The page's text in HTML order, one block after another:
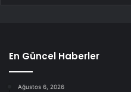
En Güncel Haberler
Ağustos 6, 2026